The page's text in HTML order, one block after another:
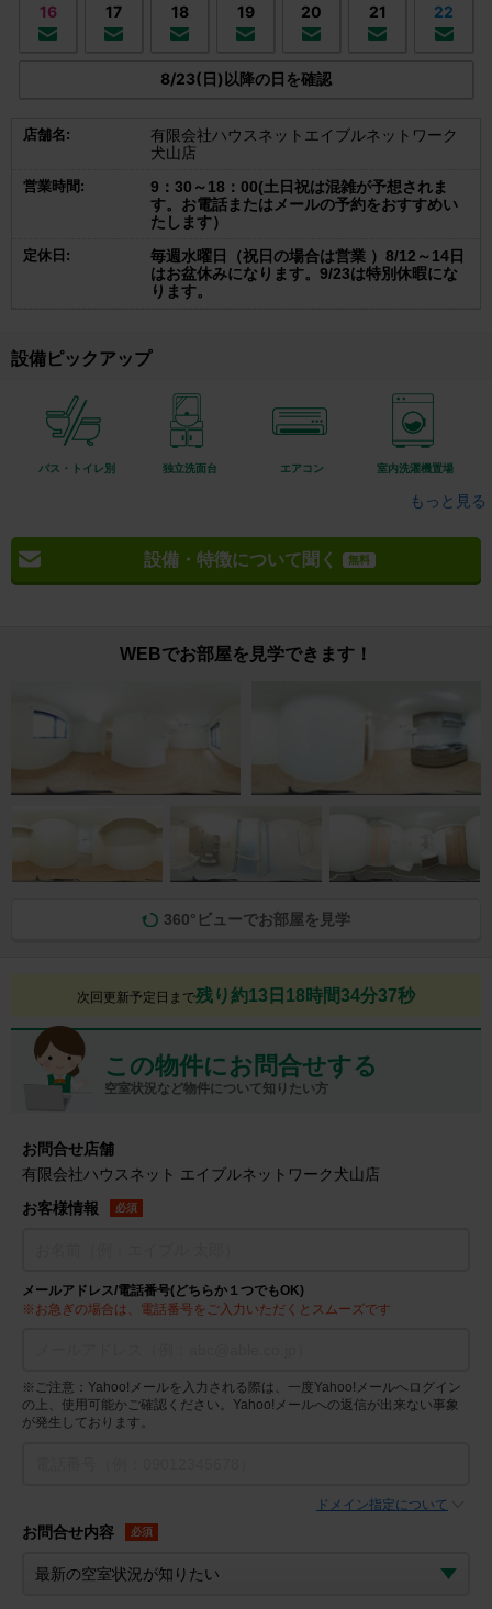
16 17 18 19 20 21 22
8/23(日)以降の日を確認
店舗名:
有限会社ハウスネットエイブルネットワーク
犬山店
営業時間:
9：30～18：00(土日祝は混雑が予想されま
す。お電話またはメールの予約をおすすめい
たします）
定休日:
毎週水曜日（祝日の場合は営業 ）8/12～14日
はお盆休みになります。9/23は特別休暇にな
ります。
設備ピックアップ
バス・トイレ別 独立洗面台 エアコン 室内洗濯機置場
もっと見る
設備・特徴について聞く 無料
WEBでお部屋を見学できます！
360°ビューでお部屋を見学
次回更新予定日まで残り約13日18時間34分36秒
この物件にお問合せする
空室状況など物件について知りたい方
お問合せ店舗
有限会社ハウスネット エイブルネットワーク犬山店
お客様情報
必須
メールアドレス/電話番号(どちらか１つでもOK)
※お急ぎの場合は、電話番号をご入力いただくとスムーズです
※ご注意：Yahoo!メールを入力される際は、一度Yahoo!メールへログイン
の上、使用可能かご確認ください。Yahoo!メールへの返信が出来ない事象
が発生しております。
ドメイン指定について
お問合せ内容 必須